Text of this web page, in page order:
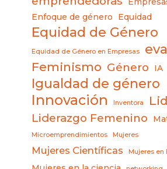
Enfoque de género
Equidad
Equidad de Género
Equidad de Género en Empresas
Feminismo Género IA
Igualdad de género
Innovación Inventora
Liderazgo Femenino
Microemprendimientos Mujeres
Mujeres Científicas Mujeres en